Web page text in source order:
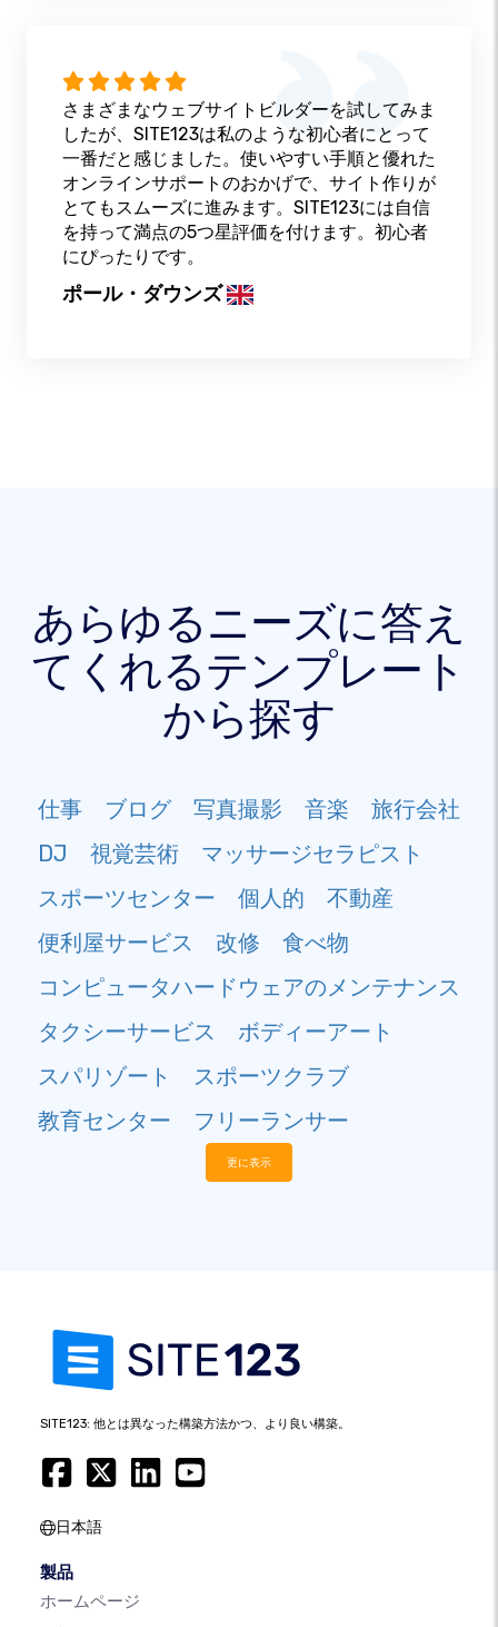
さまざまなウェブサイトビルダーを試してみま
したが、SITE123は私のような初心者にとって
一番だと感じました。使いやすい手順と優れた
オンラインサポートのおかげで、サイト作りが
とてもスムーズに進みます。SITE123には自信
を持って満点の5つ星評価を付けます。初心者
にぴったりです。
ポール・ダウンズ
あらゆるニーズに答え
てくれるテンプレート
から探す
仕事 ブログ 写真撮影 音楽
旅行会社
DJ
視覚芸術
マッサージセラピスト
スポーツセンター
個人的
不動産
便利屋サービス
改修
食べ物
コンピュータハードウェアのメンテナンス
タクシーサービス
ボディーアート
スパリゾート
スポーツクラブ
教育センター
フリーランサー
更に表示
SITE123: 他とは異なった構築方法かつ、より良い構築。
日本語
製品
ホームページ